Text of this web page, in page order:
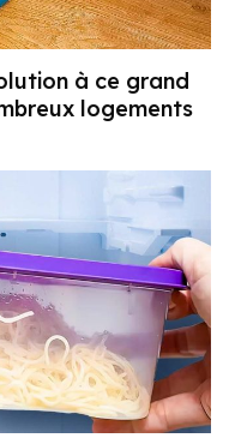
à ce grand
logements